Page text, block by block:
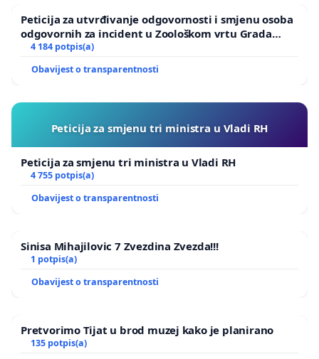
Peticija za utvrđivanje odgovornosti i smjenu osoba
odgovornih za incident u Zoološkom vrtu Grada
Zagreba
4 184 potpis(a)
Obavijest o transparentnosti
Peticija za smjenu tri ministra u Vladi RH
Peticija za smjenu tri ministra u Vladi RH
4 755 potpis(a)
Obavijest o transparentnosti
Sinisa Mihajilovic 7 Zvezdina Zvezda!!!
1 potpis(a)
Obavijest o transparentnosti
Pretvorimo Tijat u brod muzej kako je planirano
135 potpis(a)